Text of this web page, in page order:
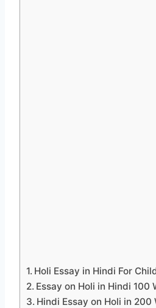
Holi Essay in Hindi For
Essay on Holi in Hindi 100
Hindi Essay on Holi in 200